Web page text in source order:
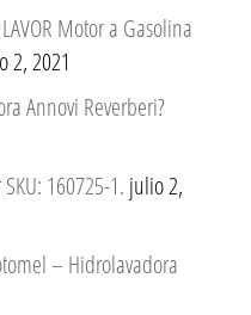
Motor a Gasolina
2, 2021
Annovi Reverberi?
160725-1. julio 2,
– Hidrolavadora